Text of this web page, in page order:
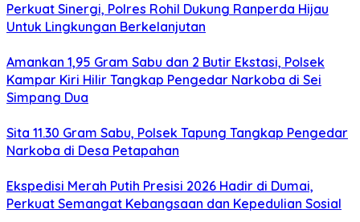
Perkuat Sinergi, Polres Rohil Dukung Ranperda Hijau
Untuk Lingkungan Berkelanjutan
Amankan 1,95 Gram Sabu dan 2 Butir Ekstasi, Polsek
Kampar Kiri Hilir Tangkap Pengedar Narkoba di Sei
Simpang Dua
Sita 11.30 Gram Sabu, Polsek Tapung Tangkap Pengedar
Narkoba di Desa Petapahan
Ekspedisi Merah Putih Presisi 2026 Hadir di Dumai,
Perkuat Semangat Kebangsaan dan Kepedulian Sosial